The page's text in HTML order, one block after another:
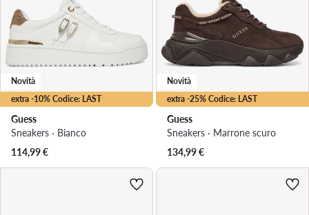
extra -10% Codice: LAST
Novità
Guess
Sneakers · Bianco
114,99€
extra -25% Codice: LAST
Novità
Guess
Sneakers · Marrone scuro
134,99€